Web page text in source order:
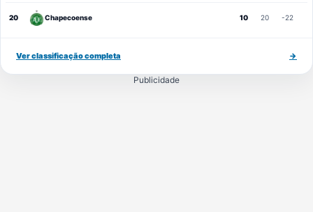
20 Chapecoense 10 20 -22
Ver classificação completa →
Publicidade